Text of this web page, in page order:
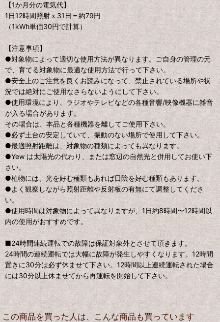
【1か月分の電気代】
1日12時間照射ｘ31日＝約79円
（1kWh単価30円で計算）
【注意事項】
●対象物によって適切な使用方法が異なります。ご自身の管理の元
で、育てる対象物に最適な使用方法で行って下さい。
●安全上のご注意を良くお読みになって、禁止されている場所や状
況では絶対にご使用なさらないようにして下さい。
●使用環境により、ラジオやテレビなどの各種音響/映像機器に雑音
が入る場合があります。
その場合は、本品と各種機器を離してご使用下さい。
●必ず土台の安定していて、振動のない場所で使用して下さい。
●最適照射距離は、対象物の種類によっても異なります。
●Yew は太陽光の代わり、または窓辺の自然光と併用してお使い下
さい。
●植物には、光を好む種類もあれば日陰を好む種類もあります。
●よく観察しながら照射距離や反射板の有無にて調整してくださ
い。
●使用時間は対象物によって異なりますが、1日約8時間〜12時間以
内の使用がおすすめです。
■24時間連続運転での故障は保証対象外とさせて頂きます。
24時間の連続運転では大幅に故障が発生しやすくなります。12時間
置きに30分は必ず休ませて下さい。12時間以上連続運転された場合
には30分以上休ませてから再運転を開始して下さい。
この商品を買った人は、こんな商品も買っています